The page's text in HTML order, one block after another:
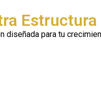
diseñada para tu